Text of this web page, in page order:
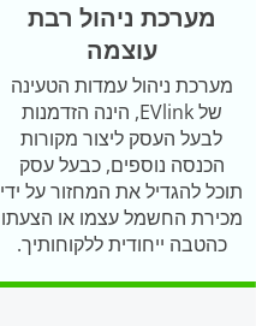
מערכת ניהול רבת
עוצמה
מערכת ניהול עמדות הטעינה
של EVlink, הינה הזדמנות
לבעל העסק ליצור מקורות
הכנסה נוספים, כבעל עסק
תוכל להגדיל את המחזור על ידי
מכירת החשמל עצמו או הצעתו
כהטבה ייחודית ללקוחותיך.